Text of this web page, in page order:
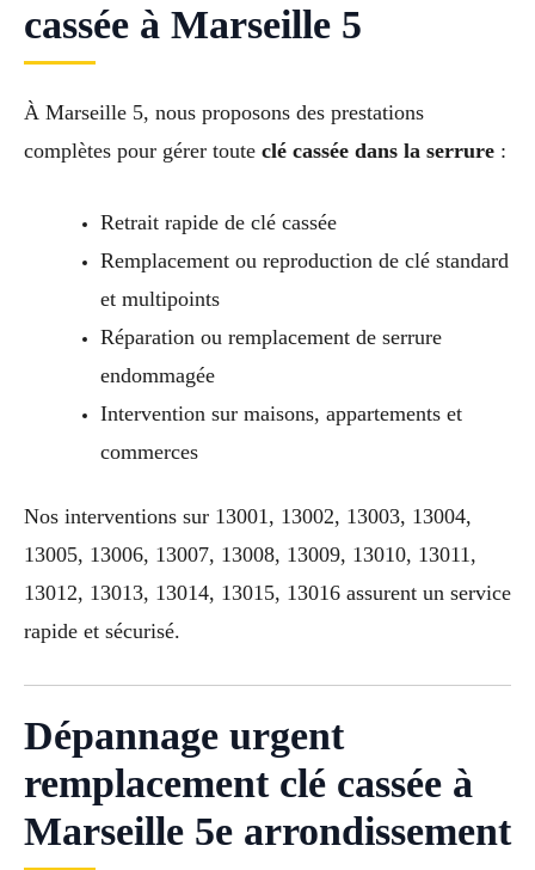
cassée à Marseille 5
À Marseille 5, nous proposons des prestations
complètes pour gérer toute clé cassée dans la serrure :
Retrait rapide de clé cassée
Remplacement ou reproduction de clé standard
et multipoints
Réparation ou remplacement de serrure
endommagée
Intervention sur maisons, appartements et
commerces
Nos interventions sur 13001, 13002, 13003, 13004,
13005, 13006, 13007, 13008, 13009, 13010, 13011,
13012, 13013, 13014, 13015, 13016 assurent un service
rapide et sécurisé.
Dépannage urgent
remplacement clé cassée à
Marseille 5e arrondissement